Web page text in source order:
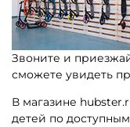
Звоните и
сможете увидеть
В магазине
детей по